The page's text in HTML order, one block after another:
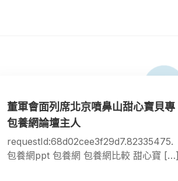
董軍會面列席北京噴鼻山甜心寶貝專
包養網論壇主人
requestId:68d02cee3f29d7.82335475.
包養網ppt 包養網 包養網比較 甜心寶 […]